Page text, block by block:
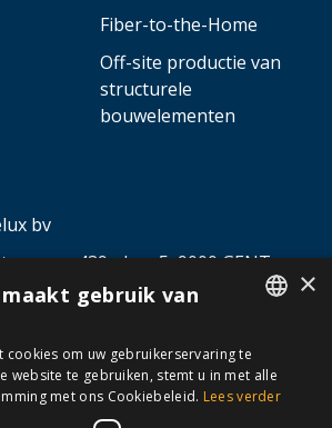
Fiber-to-the-Home
Off-site productie van
structurele
bouwelementen
bv
439 - bus 5,9000 GENT
belux.com+32 9 430 25 30
FRENCH
×
gebruik van
cookies om uw gebruikerservaring te
website te gebruiken, stemt u in met alle
met ons Cookiebeleid. Lees verder